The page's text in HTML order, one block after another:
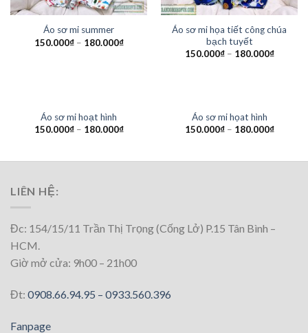
Áo sơ mi summer
150.000₫– 180.000₫
Áo sơ mi họa tiết công chúa
bạch tuyết
150.000₫– 180.000₫
HẾT HÀNG
Áo sơ mi hoạt hình
150.000₫– 180.000₫
HẾT HÀNG
Áo sơ mi họat hình
150.000₫– 180.000₫
LIÊN HỆ:
Đc: 154/15/11 Trần Thị Trọng (Cống Lở) P.15 Tân Bình –
HCM.
Giờ mở cửa: 9h00 – 21h00
Đt: 0908.66.94.95 – 0933.560.396
Fanpage